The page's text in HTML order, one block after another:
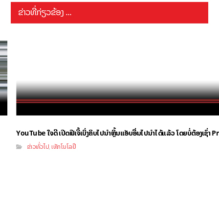
ຂ່າວທີ່ກ່ຽວຂ້ອງ ...
YouTube ໃຈດີ ເປີດຟີເຈີ້ເບິ່ງຄິບໄປນຳຫຼິ້ນແອັບອື່ນໄປນຳໄດ້ແລ້ວ ໂດຍບໍ່ຕ້ອງເຊົ່າ
ຂ່າວທົ່ວໄປ,ເທັກໂນໂລຢີ